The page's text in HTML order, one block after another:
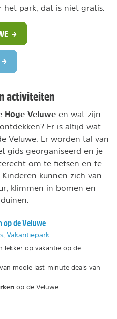
park, dat is niet gratis.
activiteiten
Hoge Veluwe en wat zijn
Er is altijd wat
Veluwe. Er worden tal van
gids georganiseerd en je
om te fietsen en te
kunnen zich van
klimmen in bomen en
op de Veluwe
Vakantiepark
lekker op vakantie op de
mooie last-minute deals van
op de Veluwe.